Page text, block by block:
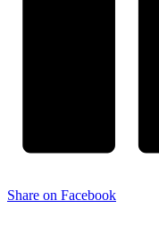
Share on Facebook